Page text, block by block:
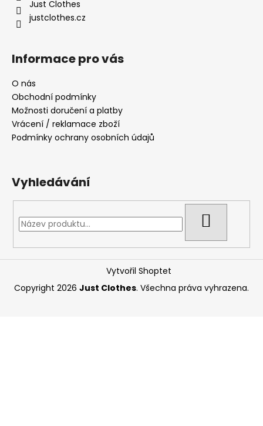
Just Clothes
justclothes.cz
Informace pro vás
O nás
Obchodní podmínky
Možnosti doručení a platby
Vrácení / reklamace zboží
Podmínky ochrany osobních údajů
Vyhledávání
Vytvořil Shoptet
Copyright 2026 Just Clothes. Všechna práva vyhrazena.